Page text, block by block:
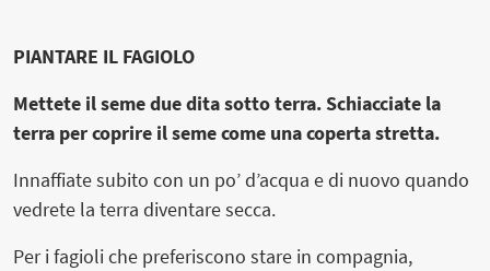
PIANTARE IL FAGIOLO
Mettete il seme due dita sotto terra. Schiacciate la
terra per coprire il seme come una coperta stretta.
Innaffiate subito con un po’ d’acqua e di nuovo quando
vedrete la terra diventare secca.
Per i fagioli che preferiscono stare in compagnia,